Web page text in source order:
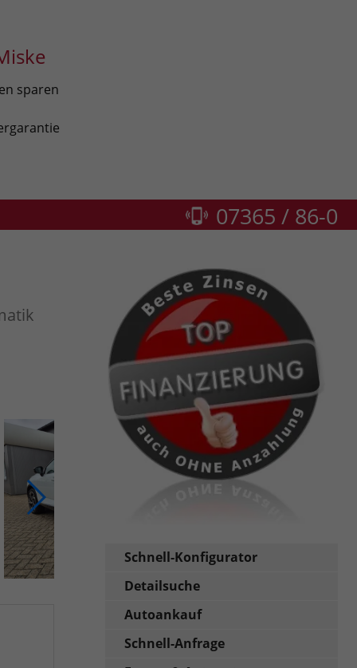
sparen
07365 / 86-0
Schnell-Konfigurator
Detailsuche
Autoankauf
Schnell-Anfrage